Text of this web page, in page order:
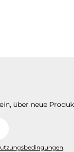
über neue
.